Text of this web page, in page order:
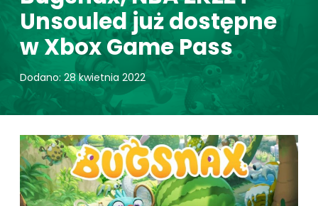
Unsouled już dostępne
w Xbox Game Pass
Dodano: 28 kwietnia 2022